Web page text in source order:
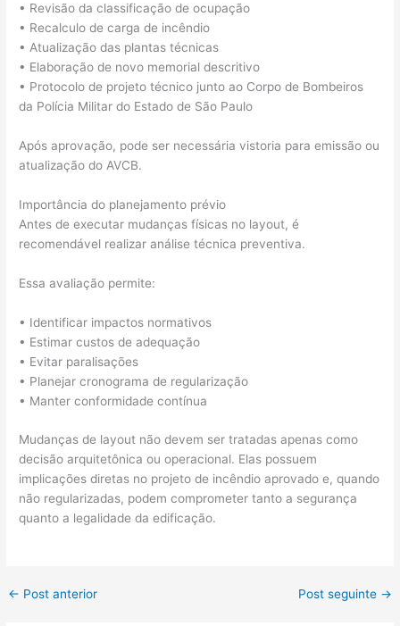
• Revisão da classificação de ocupação
• Recalculo de carga de incêndio
• Atualização das plantas técnicas
• Elaboração de novo memorial descritivo
• Protocolo de projeto técnico junto ao Corpo de Bombeiros
da Polícia Militar do Estado de São Paulo
Após aprovação, pode ser necessária vistoria para emissão ou
atualização do AVCB.
Importância do planejamento prévio
Antes de executar mudanças físicas no layout, é
recomendável realizar análise técnica preventiva.
Essa avaliação permite:
• Identificar impactos normativos
• Estimar custos de adequação
• Evitar paralisações
• Planejar cronograma de regularização
• Manter conformidade contínua
Mudanças de layout não devem ser tratadas apenas como
decisão arquitetônica ou operacional. Elas possuem
implicações diretas no projeto de incêndio aprovado e, quando
não regularizadas, podem comprometer tanto a segurança
quanto a legalidade da edificação.
← Post anterior Post seguinte →